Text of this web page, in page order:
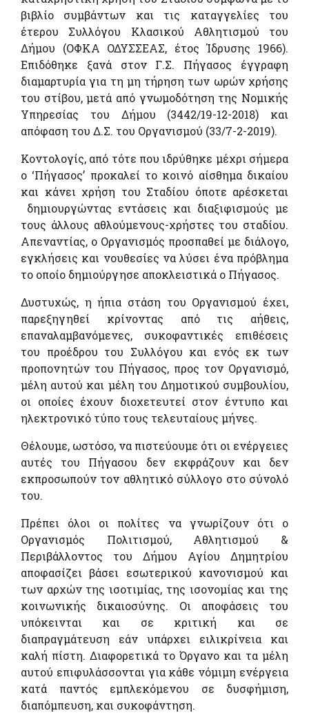
βιβλίο συμβάντων και τις καταγγελίες του
έτερου Συλλόγου Κλασικού Αθλητισμού του
Δήμου (ΟΦΚΑ ΟΔΥΣΣΕΑΣ, έτος Ίδρυσης 1966).
Επιδόθηκε ξανά στον Γ.Σ. Πήγασος έγγραφη
διαμαρτυρία για τη μη τήρηση των ωρών χρήσης
του στίβου, μετά από γνωμοδότηση της Νομικής
Υπηρεσίας του Δήμου (3442/19-12-2018) και
απόφαση του Δ.Σ. του Οργανισμού (33/7-2-2019).
Κοντολογίς, από τότε που ιδρύθηκε μέχρι σήμερα
ο ‘Πήγασος’ προκαλεί το κοινό αίσθημα δικαίου
και κάνει χρήση του Σταδίου όποτε αρέσκεται
δημιουργώντας εντάσεις και διαξιφισμούς με
τους άλλους αθλούμενους-χρήστες του σταδίου.
Απεναντίας, ο Οργανισμός προσπαθεί με διάλογο,
εγκλήσεις και νουθεσίες να λύσει ένα πρόβλημα
το οποίο δημιούργησε αποκλειστικά ο Πήγασος.
Δυστυχώς, η ήπια στάση του Οργανισμού έχει,
παρεξηγηθεί κρίνοντας από τις αήθεις,
επαναλαμβανόμενες, συκοφαντικές επιθέσεις
του προέδρου του Συλλόγου και ενός εκ των
προπονητών του Πήγασος, προς τον Οργανισμό,
μέλη αυτού και μέλη του Δημοτικού συμβουλίου,
οι οποίες έχουν διοχετευτεί στον έντυπο και
ηλεκτρονικό τύπο τους τελευταίους μήνες.
Θέλουμε, ωστόσο, να πιστεύουμε ότι οι ενέργειες
αυτές του Πήγασου δεν εκφράζουν και δεν
εκπροσωπούν τον αθλητικό σύλλογο στο σύνολό
του.
Πρέπει όλοι οι πολίτες να γνωρίζουν ότι ο
Οργανισμός Πολιτισμού, Αθλητισμού &
Περιβάλλοντος του Δήμου Αγίου Δημητρίου
αποφασίζει βάσει εσωτερικού κανονισμού και
των αρχών της ισοτιμίας, της ισονομίας και της
κοινωνικής δικαιοσύνης. Οι αποφάσεις του
υπόκεινται και σε κριτική και σε
διαπραγμάτευση εάν υπάρχει ειλικρίνεια και
καλή πίστη. Διαφορετικά το Όργανο και τα μέλη
αυτού επιφυλάσσονται για κάθε νόμιμη ενέργεια
κατά παντός εμπλεκόμενου σε δυσφήμιση,
διαπόμπευση, και συκοφάντηση.